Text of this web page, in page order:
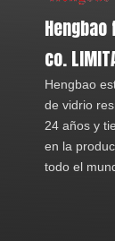
co.
Hengbao
de vidrio
24 años y
en la
todo el